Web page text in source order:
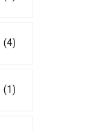
(4)
(1)